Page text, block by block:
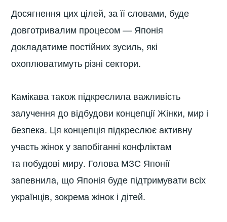
Досягнення цих цілей, за її словами, буде
довготривалим процесом — Японія
докладатиме постійних зусиль, які
охоплюватимуть різні сектори.
Камікава також підкреслила важливість
залучення до відбудови концепції Жінки, мир і
безпека. Ця концепція підкреслює активну
участь жінок у запобіганні конфліктам
та побудові миру. Голова МЗС Японії
запевнила, що Японія буде підтримувати всіх
українців, зокрема жінок і дітей.